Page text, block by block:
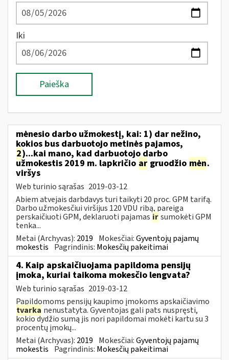
Iki
Paieška
mėnesio darbo užmokestį, kai: 1) dar nežino,
kokios bus darbuotojo metinės pajamos,
2)...kai mano, kad darbuotojo darbo
užmokestis 2019 m. lapkričio ar gruodžio mėn.
viršys
Web turinio sąrašas 2019-03-12
Abiem atvejais darbdavys turi taikyti 20 proc. GPM tarifą.
Darbo užmokesčiui viršijus 120 VDU ribą, pareiga
perskaičiuoti GPM, deklaruoti pajamas irsumokėti GPM
tenka...
Metai (Archyvas): 2019 Mokesčiai:Gyventojų pajamų
mokestis Pagrindinis: Mokesčių pakeitimai
4. Kaip apskaičiuojama papildoma pensijų
įmoka, kuriai taikoma mokesčio lengvata?
Web turinio sąrašas 2019-03-12
Papildomoms pensijų kaupimo įmokoms apskaičiavimo
tvarka nenustatyta. Gyventojas gali pats nuspręsti,
kokio dydžio sumą jis nori papildomai mokėti kartu su 3
procentų įmokų...
Metai (Archyvas): 2019 Mokesčiai:Gyventojų pajamų
mokestis Pagrindinis: Mokesčių pakeitimai